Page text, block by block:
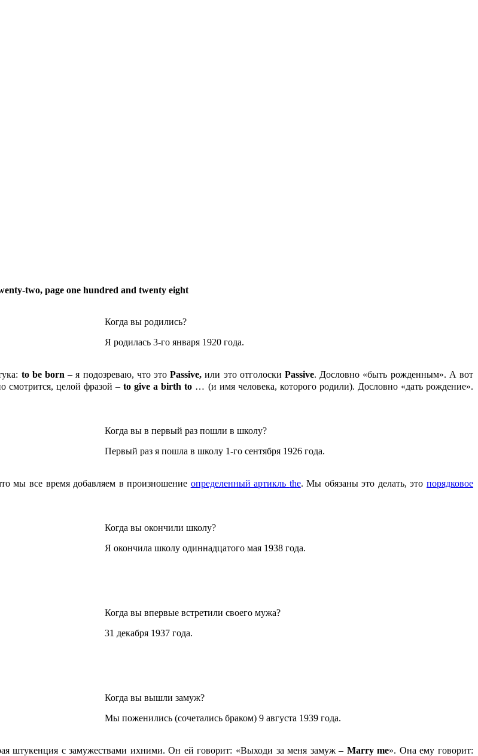
two, page one hundred and twenty eight
Когда вы родились?
Я родилась 3-го января 1920 года.
to beborn – я подозреваю, что этоPassive, или это отголоскиPassive. Дословно «быть рожденным». А вот
смотрится, целой фразой – togiveabirthto … (и имя человека, которого родили). Дословно «дать рождение».
Когда вы в первый раз пошли в школу?
Первый раз я пошла в школу 1-го сентября 1926 года.
мы все время добавляем в произношение определенный артикль the. Мы обязаны это делать, этопорядковое
Когда вы окончили школу?
Я окончила школу одиннадцатого мая 1938 года.
Когда вы впервые встретили своего мужа?
31 декабря 1937 года.
Когда вы вышли замуж?
Мы поженились (сочетались браком) 9 августа 1939 года.
штукенция с замужествами ихними. Он ей говорит: «Выходи за меня замуж – Marryme». Она ему говорит: